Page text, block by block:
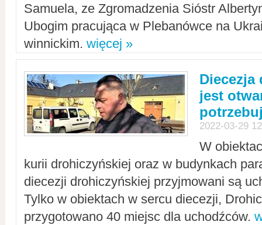
Samuela, ze Zgromadzenia Sióstr
Ubogim pracująca w Plebanówce na
winnickim. więcej »
Diecezja
jest
2022-03-29
W
kurii drohiczyńskiej oraz w budynkach
diecezji drohiczyńskiej przyjmowani są
Tylko w obiektach w sercu diecezji,
przygotowano 40 miejsc dla uchodźców.